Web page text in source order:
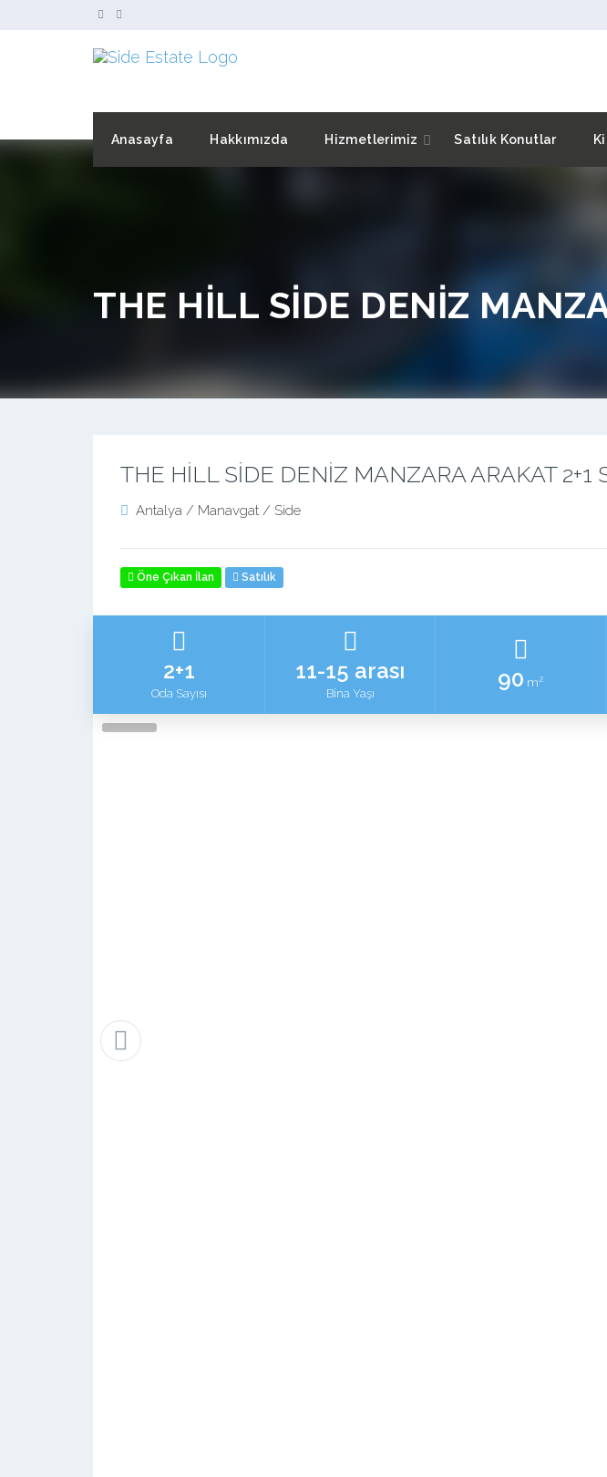
Anasayfa Hakkımızda Hizmetlerimiz Satılık Konutlar
THE HİLL SİDE DENİZ
THE HİLL SİDE DENİZ MANZARA ARAKAT 2+1
Antalya / Manavgat / Side
Öne Çıkan İlan Satılık
2+1
Oda Sayısı
11-15 arası
Bina Yaşı
90 m2